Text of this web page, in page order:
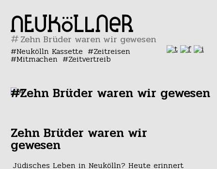
#
Neukölln Kassette Zeitreisen
Mitmachen Zeitvertreib
#Zehn Brüder waren wir gewesen
Zehn Brüder waren wir
gewesen
Jüdisches Leben in Neukölln? Heute erinnert